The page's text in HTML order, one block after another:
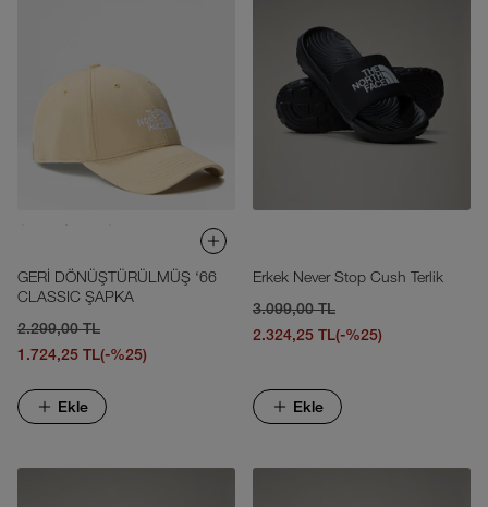
GERİ DÖNÜŞTÜRÜLMÜŞ ‘66
CLASSIC ŞAPKA
2.299,00 TL
1.724,25 TL(-%25)
Ekle
Erkek Never Stop Cush Terlik
3.099,00 TL
2.324,25 TL(-%25)
Ekle